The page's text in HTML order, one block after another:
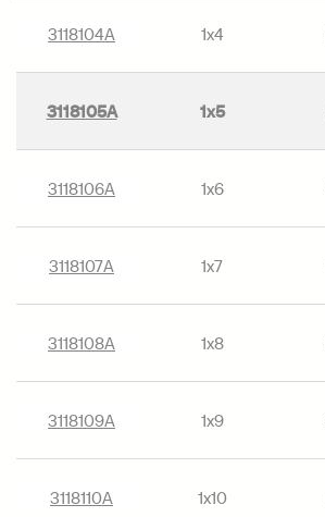
3118104А 1х4
3118105А 1х5
3118106А 1х6
3118107А 1х7
3118108А 1х8
3118109А 1х9
3118110А 1х10